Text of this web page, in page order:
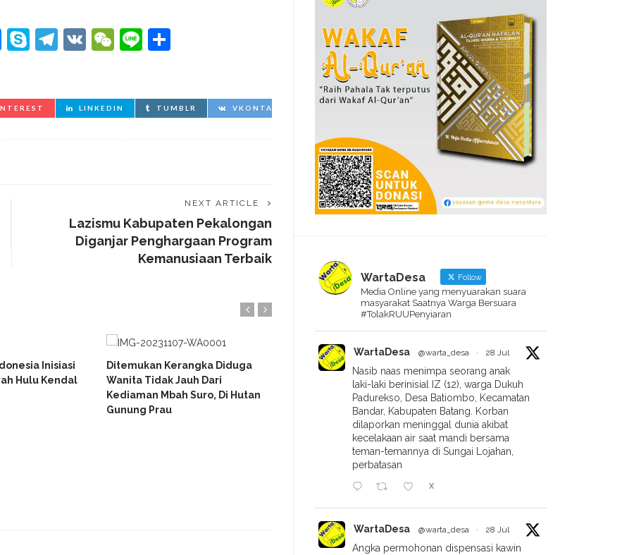
Messenger
Skype
Telegram
VK WeChat
Line
LINKEDIN TUMBLR VKONTAKTE
NEXT ARTICLE
Lazismu Kabupaten Pekalongan
Diganjar Penghargaan Program
Kemanusiaan Terbaik
Inisiasi
Hulu Kendal
Ditemukan Kerangka Diduga
Wanita Tidak Jauh Dari
Kediaman Mbah Suro, Di Hutan
Gunung Prau
Beredar Spanduk Warga
Gentinggunung Tolak
Eksploitasi Hutan Gunung Prau
Soal LPD DLHK Jateng, Garda
Prau Minta Pengecekan Ulang
WartaDesa Follow
Media Online yang menyuarakan suara
masyarakat Saatnya Warga Bersuara
#TolakRUUPenyiaran
WartaDesa @warta_desa · 28 Jul
Nasib naas menimpa seorang anak
laki-laki berinisial IZ (12), warga Dukuh
Padurekso, Desa Batiombo, Kecamatan
Bandar, Kabupaten Batang. Korban
dilaporkan meninggal dunia akibat
kecelakaan air saat mandi bersama
teman-temannya di Sungai Lojahan,
perbatasan
X
WartaDesa @warta_desa · 28 Jul
Angka permohonan dispensasi kawin